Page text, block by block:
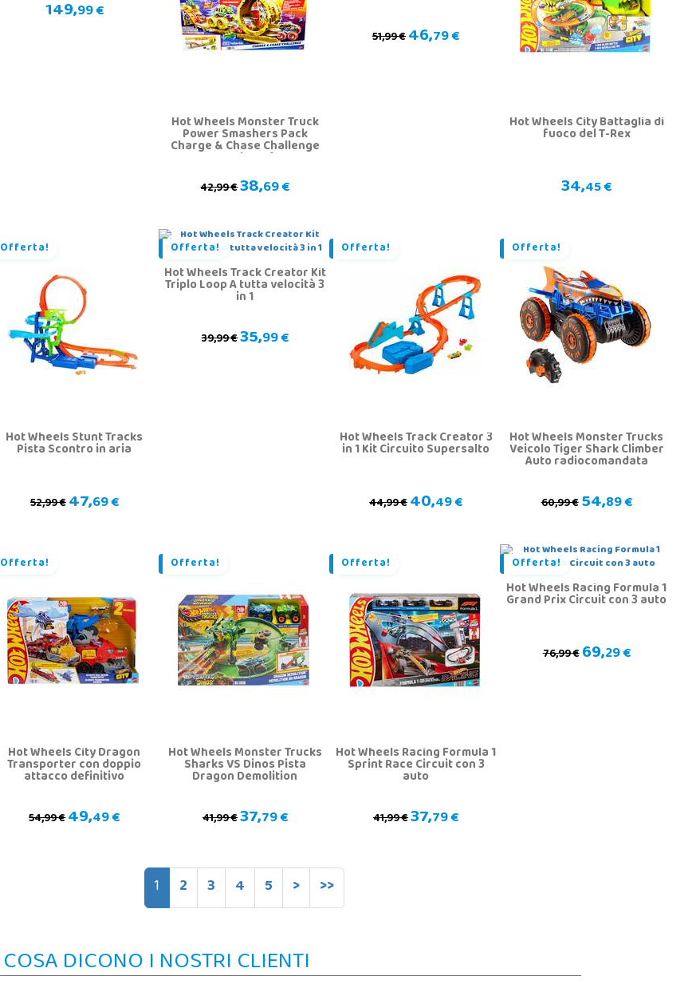
149,99 €
Hot Wheels Monster Truck
Power Smashers Pack
Charge & Chase Challenge
Mattel HXT05
42,99 €38,69 €
51,99 €46,79 €
Hot Wheels City Battaglia di
fuoco del T-Rex
34,45 €
Offerta!
Hot Wheels Stunt Tracks
Pista Scontro in aria
52,99 €47,69 €
Offerta!
Hot Wheels Track Creator Kit
Triplo Loop A tutta velocità 3
in 1
39,99 €35,99 €
Offerta!
Hot Wheels Track Creator 3
in 1 Kit Circuito Supersalto
44,99 €40,49 €
Offerta!
Hot Wheels Monster Trucks
Veicolo Tiger Shark Climber
Auto radiocomandata
60,99 €54,89 €
Offerta!
Hot Wheels City Dragon
Transporter con doppio
attacco definitivo
54,99 €49,49 €
Offerta!
Hot Wheels Monster Trucks
Sharks VS Dinos Pista
Dragon Demolition
41,99 €37,79 €
Offerta!
Hot Wheels Racing Formula 1
Sprint Race Circuit con 3
auto
41,99 €37,79 €
Offerta!
Hot Wheels Racing Formula 1
Grand Prix Circuit con 3 auto
76,99 €69,29 €
1 2 3 4 5 > >>
COSA DICONO I NOSTRI CLIENTI